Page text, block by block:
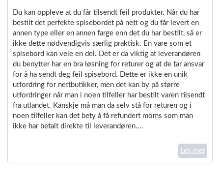
Du kan oppleve at du får tilsendt feil produkter. Når du har
bestilt det perfekte spisebordet på nett og du får levert en
annen type eller en annen farge enn det du har bestilt, så er
ikke dette nødvendigvis særlig praktisk. En vare som et
spisebord kan veie en del. Det er da viktig at leverandøren
du benytter har en bra løsning for returer og at de tar ansvar
for å ha sendt deg feil spisebord. Dette er ikke en unik
utfordring for nettbutikker, men det kan by på større
utfordringer når man i noen tilfeller har bestilt varen tilsendt
fra utlandet. Kanskje må man da selv stå for returen og i
noen tilfeller kan det bety å få refundert moms som man
ikke har betalt direkte til leverandøren.…
Les mer